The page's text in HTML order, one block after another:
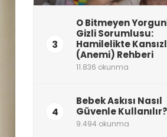
3
O Bitmeyen
Gizli Sorumlusu:
Hamilelikte
(Anemi) Rehberi
11.836 okunma
4
Bebek Askısı Nasıl
Güvenle Kullanılır?
9.494 okunma